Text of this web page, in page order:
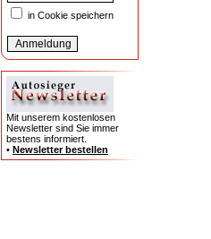
in Cookie speichern
Mit unserem kostenlosen
Newsletter sind Sie immer
bestens informiert.
• Newsletter bestellen